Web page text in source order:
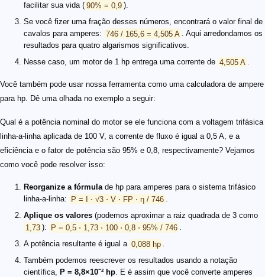
facilitar sua vida ( 90% = 0,9 ).
Se você fizer uma fração desses números, encontrará o valor final de
cavalos para amperes: 746 / 165,6 = 4,505 A . Aqui arredondamos os
resultados para quatro algarismos significativos.
Nesse caso, um motor de 1 hp entrega uma corrente de 4,505 A .
Você também pode usar nossa ferramenta como uma calculadora de ampere
para hp. Dê uma olhada no exemplo a seguir:
Qual é a potência nominal do motor se ele funciona com a voltagem trifásica
linha-a-linha aplicada de 100 V, a corrente de fluxo é igual a 0,5 A, e a
eficiência e o fator de potência são 95% e 0,8, respectivamente? Vejamos
como você pode resolver isso:
Reorganize a fórmulade hp para amperes para o sistema trifásico
linha-a-linha: P = I ⋅ √3 ⋅ V ⋅ FP ⋅ η / 746 .
Aplique os valores (podemos aproximar a raiz quadrada de 3 como
1,73 ): P = 0,5 ⋅ 1,73 ⋅ 100 ⋅ 0,8 ⋅ 95% / 746 .
A potência resultante é igual a 0,088 hp .
Também podemos reescrever os resultados usando a notação
científica, P = 8,8×10⁻² hp. E é assim que você converte amperes